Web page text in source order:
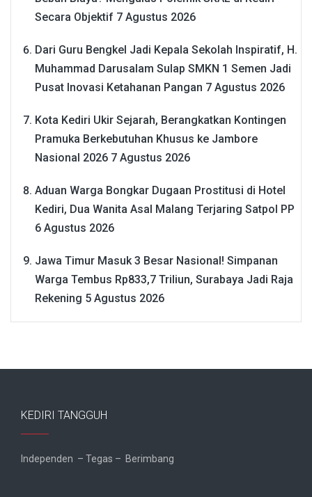
Secara Objektif 7 Agustus 2026
Dari Guru Bengkel Jadi Kepala Sekolah Inspiratif, H.
Muhammad Darusalam Sulap SMKN 1 Semen Jadi
Pusat Inovasi Ketahanan Pangan 7 Agustus 2026
Kota Kediri Ukir Sejarah, Berangkatkan Kontingen
Pramuka Berkebutuhan Khusus ke Jambore
Nasional 2026 7 Agustus 2026
Aduan Warga Bongkar Dugaan Prostitusi di Hotel
Kediri, Dua Wanita Asal Malang Terjaring Satpol PP
6 Agustus 2026
Jawa Timur Masuk 3 Besar Nasional! Simpanan
Warga Tembus Rp833,7 Triliun, Surabaya Jadi Raja
Rekening 5 Agustus 2026
KEDIRI TANGGUH
Independen – Tegas – Berimbang